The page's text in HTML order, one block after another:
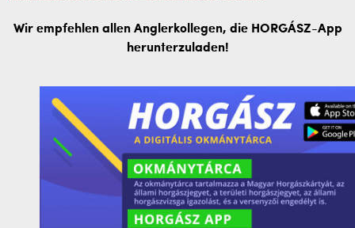
Wir empfehlen allen Anglerkollegen, die HORGÁSZ-App
herunterzuladen!